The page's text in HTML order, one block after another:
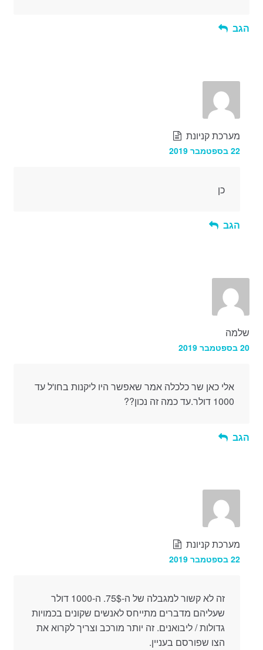
הגב
מערכת קניונת
22 בספטמבר 2019
כן
הגב
שלמה
20 בספטמבר 2019
אלי כאן שר כלכלה אמר שאפשר היו ליקנות בחו'ל עד
1000 דולר.עד כמה זה נכון??
הגב
מערכת קניונת
22 בספטמבר 2019
זה לא קשור למגבלה של ה-75$. ה-1000 דולר
שעליהם מדברים מתייחס לאנשים שקונים בכמויות
גדולות / ליבואנים. זה יותר מורכב וצריך לקרוא את
הצו שפורסם בעניין.